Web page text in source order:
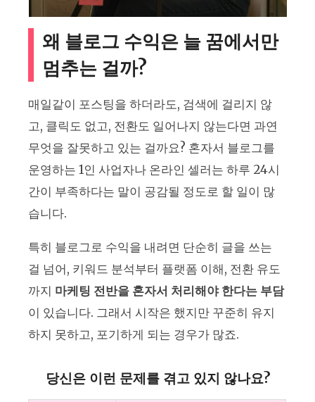
왜 블로그 수익은 늘 꿈에서만
멈추는 걸까?
매일같이 포스팅을 하더라도, 검색에 걸리지 않
고, 클릭도 없고, 전환도 일어나지 않는다면 과연
무엇을 잘못하고 있는 걸까요? 혼자서 블로그를
운영하는 1인 사업자나 온라인 셀러는 하루 24시
간이 부족하다는 말이 공감될 정도로 할 일이 많
습니다.
특히 블로그로 수익을 내려면 단순히 글을 쓰는
걸 넘어, 키워드 분석부터 플랫폼 이해, 전환 유도
까지 마케팅 전반을 혼자서 처리해야 한다는 부담
이 있습니다. 그래서 시작은 했지만 꾸준히 유지
하지 못하고, 포기하게 되는 경우가 많죠.
당신은 이런 문제를 겪고 있지 않나요?